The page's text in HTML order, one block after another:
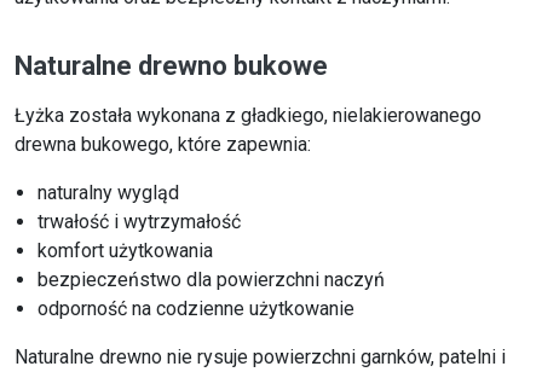
Naturalne drewno bukowe
Łyżka została wykonana z gładkiego, nielakierowanego
drewna bukowego, które zapewnia:
naturalny wygląd
trwałość i wytrzymałość
komfort użytkowania
bezpieczeństwo dla powierzchni naczyń
odporność na codzienne użytkowanie
Naturalne drewno nie rysuje powierzchni garnków, patelni i